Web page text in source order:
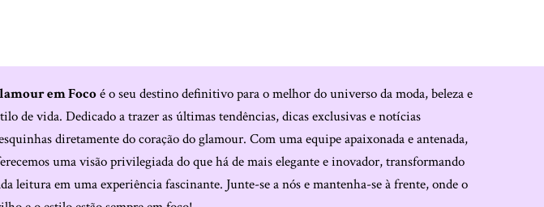
em Focoé o seu destino definitivo para o melhor do universo da moda, beleza e
de vida. Dedicado a trazer as últimas tendências, dicas exclusivas e notícias
diretamente do coração do glamour. Com uma equipe apaixonada e antenada,
uma visão privilegiada do que há de mais elegante e inovador, transformando
leitura em uma experiência fascinante. Junte-se a nós e mantenha-se à frente, onde o